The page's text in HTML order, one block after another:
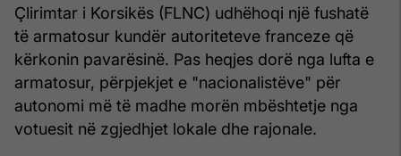
Çlirimtar i Korsikës (FLNC) udhëhoqi një fushatë
të armatosur kundër autoriteteve franceze që
kërkonin pavarësinë. Pas heqjes dorë nga lufta e
armatosur, përpjekjet e "nacionalistëve" për
autonomi më të madhe morën mbështetje nga
votuesit në zgjedhjet lokale dhe rajonale.